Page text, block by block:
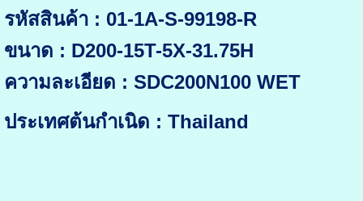
รหัสสินค้า : 01-1A-S-99198-R
ขนาด : D200-15T-5X-31.75H
ความละเอียด : SDC200N100 WET
ประเทศต้นกำเนิด : Thailand